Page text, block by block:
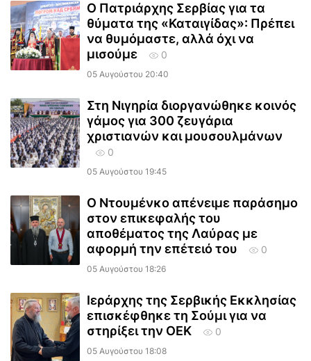
Ο Πατριάρχης Σερβίας για τα
θύματα της «Καταιγίδας»: Πρέπει
να θυμόμαστε, αλλά όχι να
μισούμε
0
05 Αυγούστου 20:40
Στη Νιγηρία διοργανώθηκε κοινός
γάμος για 300 ζευγάρια
χριστιανών και μουσουλμάνων
0
05 Αυγούστου 19:45
Ο Ντουμένκο απένειμε παράσημο
στον επικεφαλής του
αποθέματος της Λαύρας με
αφορμή την επέτειό του
0
05 Αυγούστου 18:26
Ιεράρχης της Σερβικής Εκκλησίας
επισκέφθηκε τη Σούμι για να
στηρίξει την ΟΕΚ
0
05 Αυγούστου 18:08